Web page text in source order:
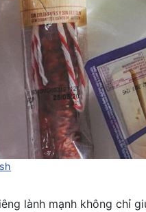
lành mạnh không chỉ